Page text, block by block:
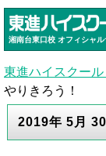
湘南台東口校 オフィシャル
東進ハイスクー
やりきろう！
2019年 5月